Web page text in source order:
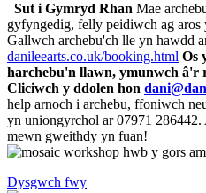
Sut i Gymryd Rhan Mae
gyfyngedig, felly peidiwch ag
Gallwch archebu'ch lle yn hawdd
danileearts.co.uk/booking.html Os
harchebu'n llawn, ymunwch â'r
Cliciwch y ddolen hon
help arnoch i archebu, ffoniwch
yn uniongyrchol ar 07971
mewn gweithdy yn fuan!
Dysgwch fwy